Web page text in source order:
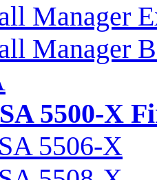
Manager
Manager
5500-X
5506-X